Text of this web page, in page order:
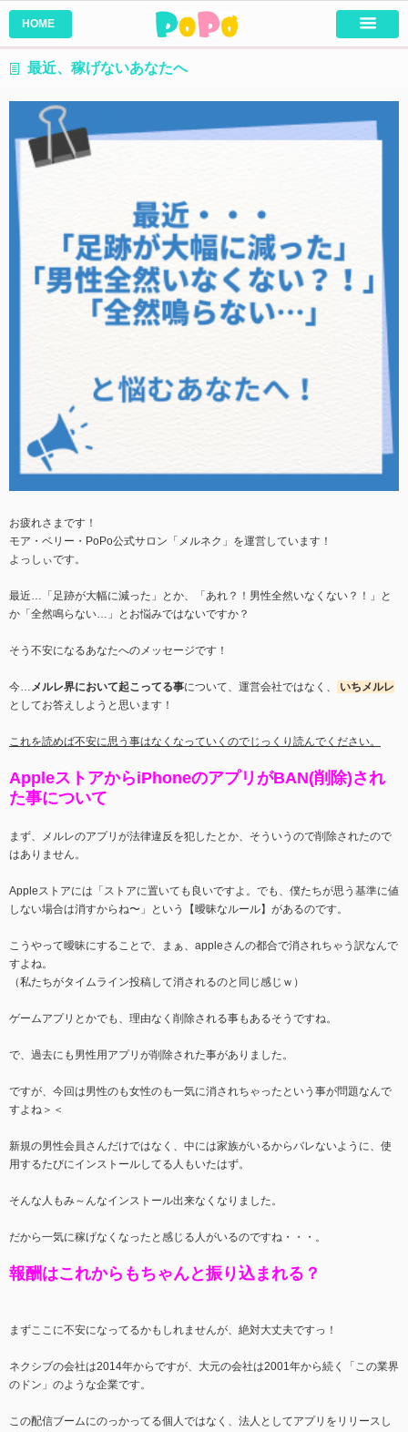
HOME
最近、稼げないあなたへ
お疲れさまです！
モア・ベリー・PoPo公式サロン「メルネク」を運営しています！
よっしぃです。
最近…「足跡が大幅に減った」とか、「あれ？！男性全然いなくない？！」と
か「全然鳴らない…」とお悩みではないですか？
そう不安になるあなたへのメッセージです！
今…メルレ界において起こってる事について、運営会社ではなく、
いちメルレ
としてお答えしようと思います！
これを読めば不安に思う事はなくなっていくのでじっくり読んでください。
AppleストアからiPhoneのアプリがBAN(削除)され
た事について
まず、メルレのアプリが法律違反を犯したとか、そういうので削除されたので
はありません。
Appleストアには「ストアに置いても良いですよ。でも、僕たちが思う基準に値
しない場合は消すからね〜」という【曖昧なルール】があるのです。
こうやって曖昧にすることで、まぁ、appleさんの都合で消されちゃう訳なんで
すよね。
（私たちがタイムライン投稿して消されるのと同じ感じｗ）
ゲームアプリとかでも、理由なく削除される事もあるそうですね。
で、過去にも男性用アプリが削除された事がありました。
ですが、今回は男性のも女性のも一気に消されちゃったという事が問題なんで
すよね＞＜
新規の男性会員さんだけではなく、中には家族がいるからバレないように、使
用するたびにインストールしてる人もいたはず。
そんな人もみ～んなインストール出来なくなりました。
だから一気に稼げなくなったと感じる人がいるのですね・・・。
報酬はこれからもちゃんと振り込まれる？
まずここに不安になってるかもしれませんが、絶対大丈夫ですっ！
ネクシブの会社は2014年からですが、大元の会社は2001年から続く「この業界
のドン」のような企業です。
この配信ブームにのっかってる個人ではなく、法人としてアプリをリリースし